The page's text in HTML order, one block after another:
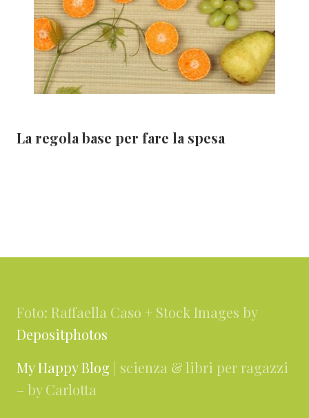
La regola base per fare la spesa
Foto: Raffaella Caso + Stock Images by
Depositphotos
My Happy Blog | scienza & libri per ragazzi
– by Carlotta